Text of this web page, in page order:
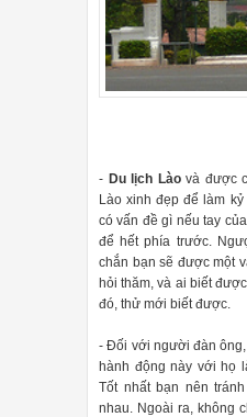
- Du lịch Làovà được
Lào xinh đẹp để làm
có vấn đề gì nếu tay
để hết phía trước.
chắn bạn sẽ được một
hỏi thăm, và ai biết
đó, thử mới biết được.
- Đối với người đàn
hành động này với họ
Tốt nhất bạn nên
nhau. Ngoài ra, không